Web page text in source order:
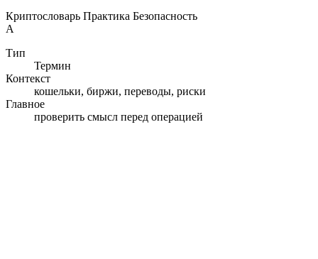
Криптословарь Практика Безопасность
А
Тип
Термин
Контекст
кошельки, биржи, переводы, риски
Главное
проверить смысл перед операцией